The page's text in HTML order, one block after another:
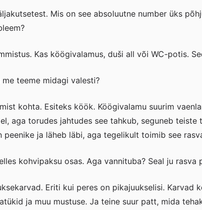
Mis on see absoluutne number üks
Kas köögivalamus, duši all või WC-potis.
teeme midagi valesti?
kohta. Esiteks köök. Köögivalamu suurim
aga torudes jahtudes see tahkub, seguneb
ja läheb läbi, aga tegelikult toimib see
kohvipaksu osas. Aga vannituba? Seal ju rasva
Eriti kui peres on pikajuukselisi.
ja muu mustuse. Ja teine suur patt, mida